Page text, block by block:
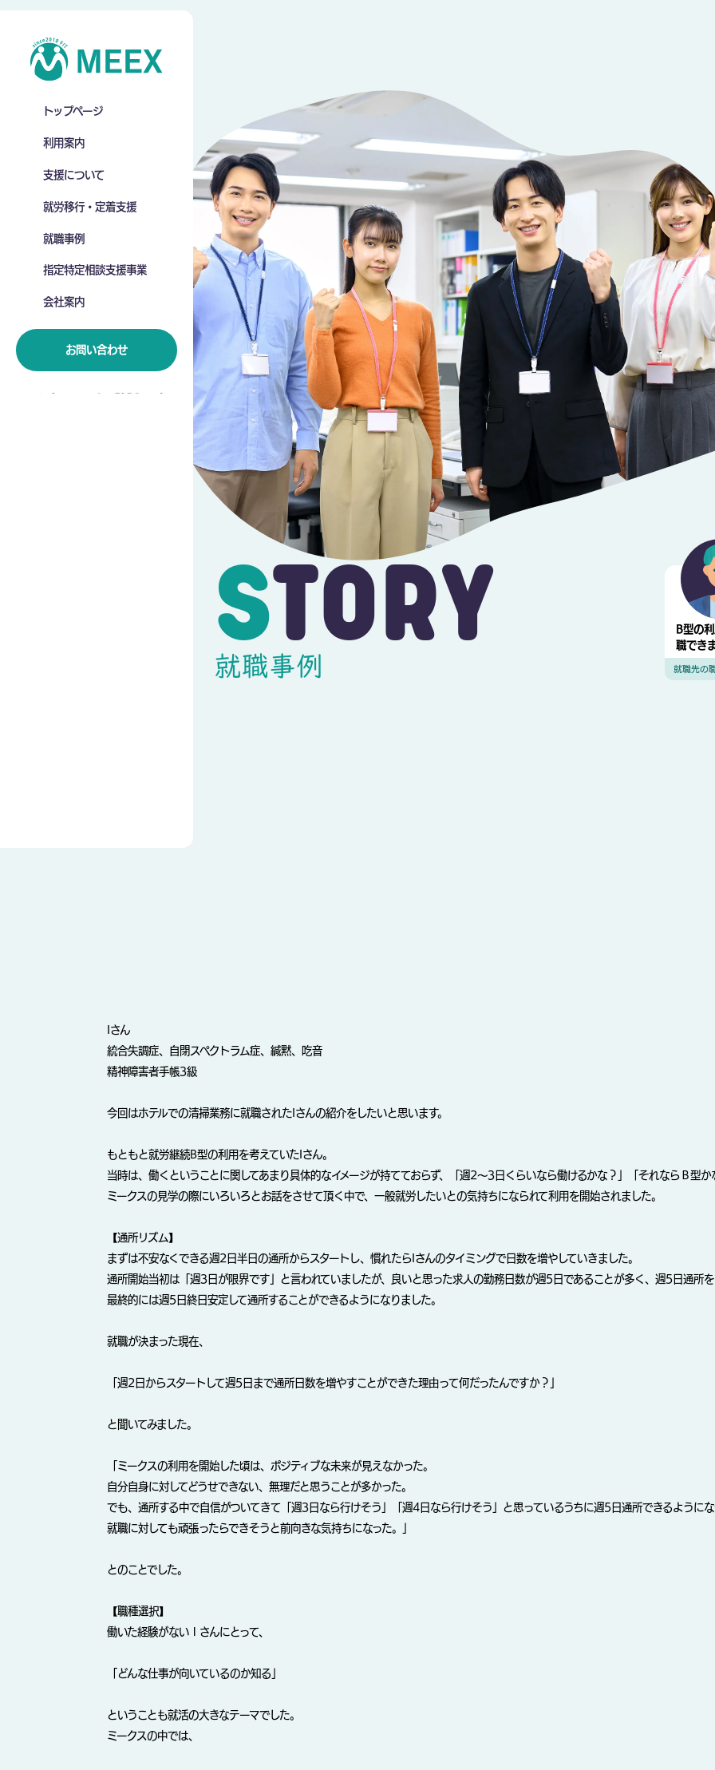
トップページ
利用案内
支援について
就労移行・定着支援
就職事例
指定特定相談支援事業
会社案内
お問い合わせ
STORY
就職事例
B型の
職でき
就職先の
Iさん
統合失調症、自閉スペクトラム症、緘黙、吃音
精神障害者手帳3級
今回はホテルでの清掃業務に就職されたIさんの紹介をしたいと思います。
もともと就労継続B型の利用を考えていたIさん。
当時は、働くということに関してあまり具体的なイメージが持てておらず、「週2～3日くらいなら働けるかな？」「それならＢ型
ミークスの見学の際にいろいろとお話をさせて頂く中で、一般就労したいとの気持ちになられて利用を開始されました。
【通所リズム】
まずは不安なくできる週2日半日の通所からスタートし、慣れたらIさんのタイミングで日数を増やしていきました。
通所開始当初は「週3日が限界です」と言われていましたが、良いと思った求人の勤務日数が週5日であることが多く、週5日通所
最終的には週5日終日安定して通所することができるようになりました。
就職が決まった現在、
「週2日からスタートして週5日まで通所日数を増やすことができた理由って何だったんですか？」
と聞いてみました。
「ミークスの利用を開始した頃は、ポジティブな未来が見えなかった。
自分自身に対してどうせできない、無理だと思うことが多かった。
でも、通所する中で自信がついてきて「週3日なら行けそう」「週4日なら行けそう」と思っているうちに週5日通所できるように
就職に対しても頑張ったらできそうと前向きな気持ちになった。」
とのことでした。
【職種選択】
働いた経験がないＩさんにとって、
「どんな仕事が向いているのか知る」
ということも就活の大きなテーマでした。
ミークスの中では、